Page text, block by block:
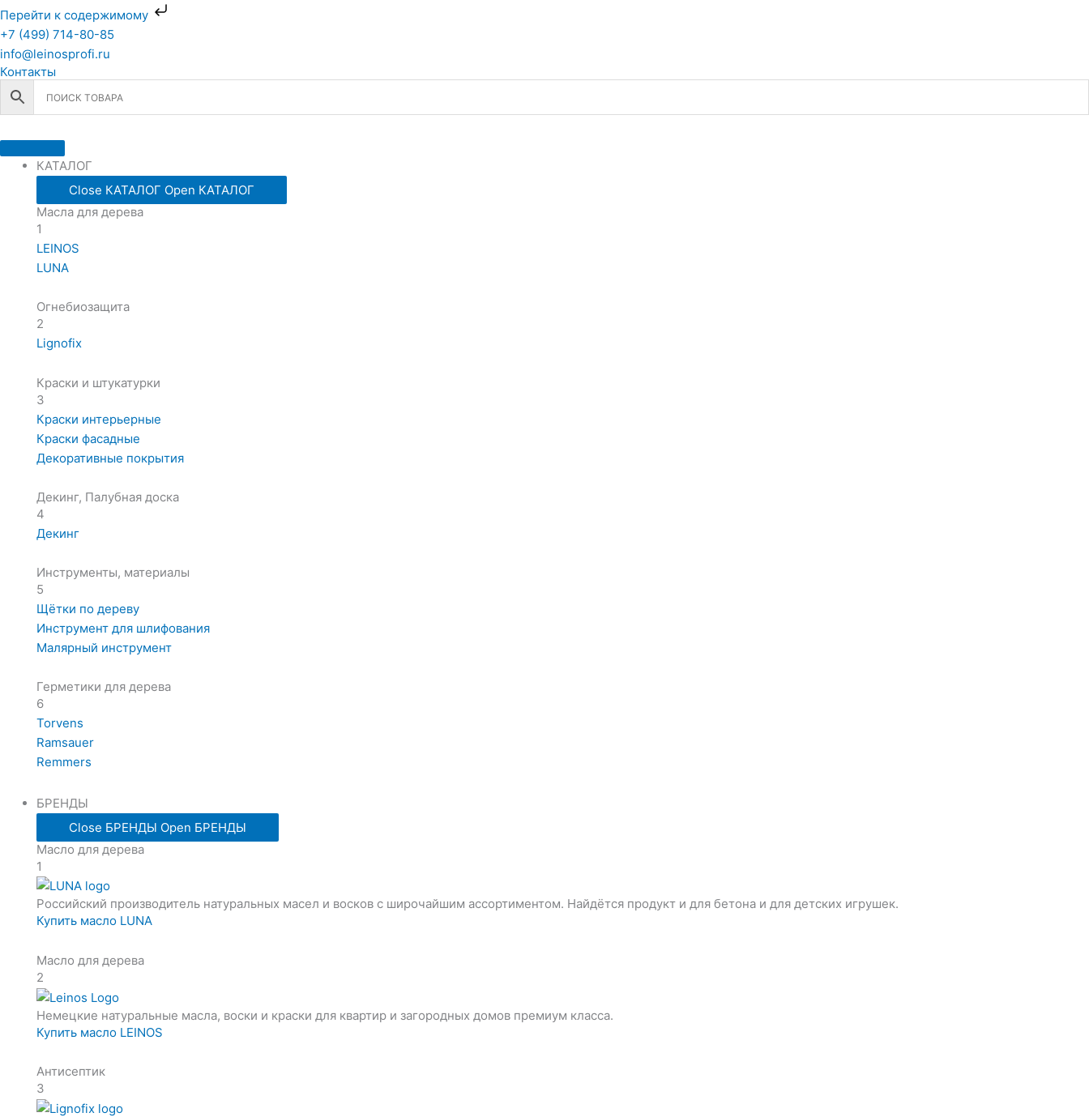
Перейти к содержимому
Перейти
к
содержимому
+7 (499) 714-80-85
info@leinosprofi.ru
Контакты
КАТАЛОГ
Close КАТАЛОГ Open КАТАЛОГ
Масла для дерева
1
LEINOS
LUNA
Огнебиозащита
2
Lignofix
Краски и штукатурки
3
Краски интерьерные
Краски фасадные
Декоративные покрытия
Декинг, Палубная доска
4
Декинг
Инструменты, материалы
5
Щётки по дереву
Инструмент для шлифования
Малярный инструмент
Герметики для дерева
6
Torvens
Ramsauer
Remmers
БРЕНДЫ
Close БРЕНДЫ Open БРЕНДЫ
Масло для дерева
1
Российский производитель натуральных масел и восков с широчайшим ассортиментом. Найдётся продукт и для бетона и для детских игрушек.
Купить масло LUNA
Масло для дерева
2
Немецкие натуральные масла, воски и краски для квартир и загородных домов премиум класса.
Купить масло LEINOS
Антисептик
3